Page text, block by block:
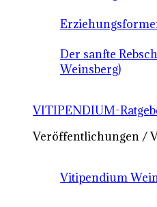
Der sanfte
Weinsberg)
VITIPENDIUM-
Veröffentlichungen /
Vitipendium